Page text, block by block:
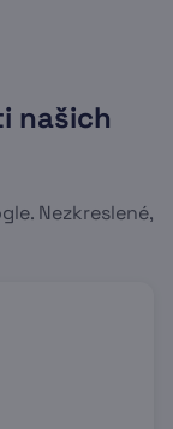
našich
Nezkreslené,